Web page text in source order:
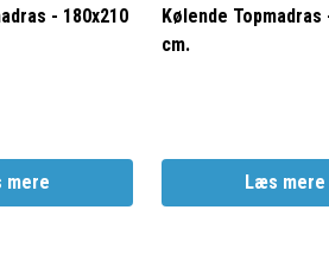
- 180x210
mere
Kølende Topmadras
cm.
Læs mere